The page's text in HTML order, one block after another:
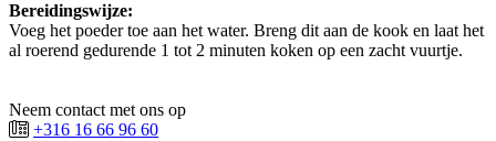
Bereidingswijze:
Voeg het poeder toe aan het water. Breng dit aan de kook en laat het
al roerend gedurende 1 tot 2 minuten koken op een zacht vuurtje.
Neem contact met ons op
+316 16 66 96 60